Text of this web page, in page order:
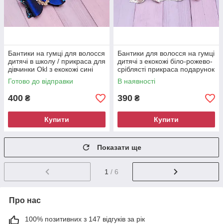
Бантики на гумці для волосся
дитячі в школу / прикраса для
дівчинки Okl з екокожі сині
355
Готово до відправки
400 ₴
Купити
Бантики для волосся на гумці
дитячі з екокожі біло-рожево-
сріблясті прикраса подарунок
для дівчинки
В наявності
390 ₴
Купити
Показати ще
1 / 6
Про нас
100% позитивних з 147 відгуків за рік